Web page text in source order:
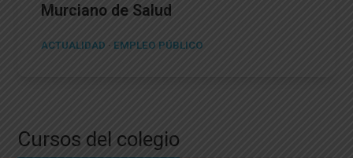
Murciano de Salud
ACTUALIDAD · EMPLEO PÚBLICO
Cursos del colegio